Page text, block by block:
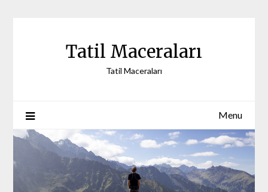
Tatil Maceraları
Tatil Maceraları
Menu